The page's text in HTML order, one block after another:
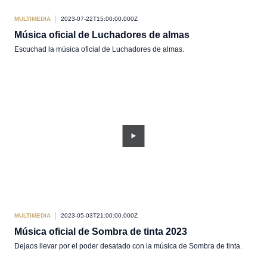
MULTIMEDIA 2023-07-22T15:00:00.000Z
Música oficial de Luchadores de almas
Escuchad la música oficial de Luchadores de almas.
MULTIMEDIA 2023-05-03T21:00:00.000Z
Música oficial de Sombra de tinta 2023
Dejaos llevar por el poder desatado con la música de Sombra de tinta.